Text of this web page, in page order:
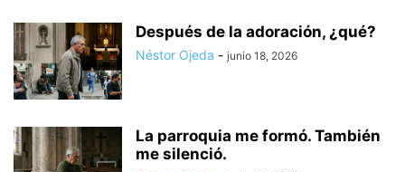
Después de la adoración, ¿qué?
Néstor Ojeda - junio 18, 2026
La parroquia me formó. También
me silenció.